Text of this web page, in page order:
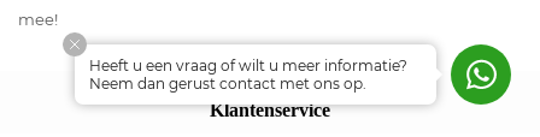
mee!
Klantenservice
Heeft u een vraag of wilt u meer informatie?
Neem dan gerust contact met ons op.